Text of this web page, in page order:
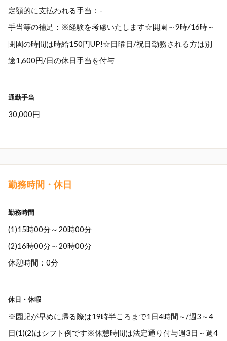
定額的に支払われる手当：-
手当等の補足：※経験を考慮いたします☆開園～9時/16時～
閉園の時間は時給150円UP!☆日曜日/祝日勤務される方は別
途1,600円/日の休日手当を付与
通勤手当
30,000円
勤務時間・休日
勤務時間
(1)15時00分～20時00分
(2)16時00分～20時00分
休憩時間：0分
休日・休暇
※園児が早めに帰る際は19時半ころまで1日4時間～/週3～4
日(1)(2)はシフト例です※休憩時間は法定通り付与週3日～週4